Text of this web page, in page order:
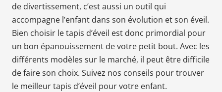
grossesse
de
maman
au
bain
avec
Papa.
de divertissement, c’est aussi un outil qui
accompagne l’enfant dans son évolution et son éveil.
Bien choisir le tapis d’éveil est donc primordial pour
un bon épanouissement de votre petit bout. Avec les
différents modèles sur le marché, il peut être difficile
de faire son choix. Suivez nos conseils pour trouver
le meilleur tapis d’éveil pour votre enfant.